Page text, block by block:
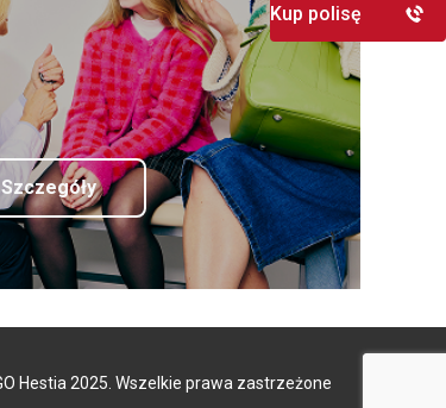
Szczegóły
Hestia 2025. Wszelkie prawa zastrzeżone
Kup polisę